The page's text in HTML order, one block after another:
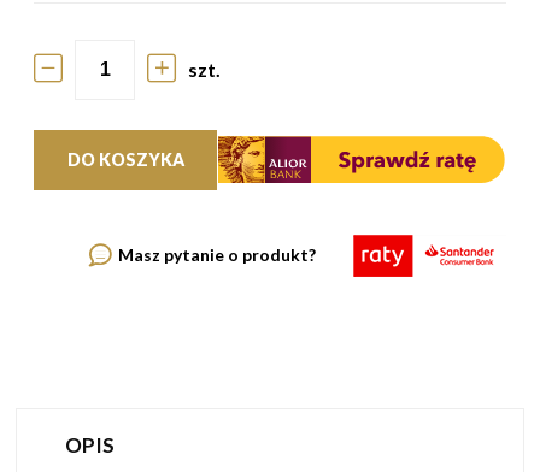
szt.
DO KOSZYKA
Masz pytanie o produkt?
OPIS